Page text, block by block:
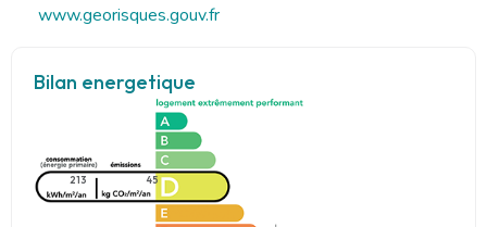
www.georisques.gouv.fr
Bilan energetique
213 45